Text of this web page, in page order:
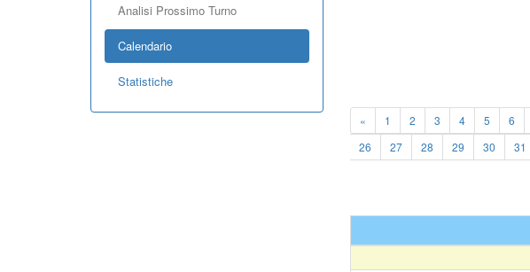
Analisi Prossimo Turno
Calendario
Statistiche
« 1 2 3 4 5 6
26
27 28 29 30 31